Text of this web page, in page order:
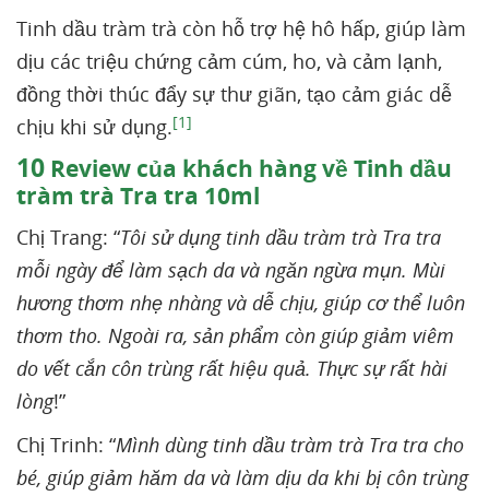
Tinh dầu tràm trà còn hỗ trợ hệ hô hấp, giúp làm
dịu các triệu chứng cảm cúm, ho, và cảm lạnh,
đồng thời thúc đẩy sự thư giãn, tạo cảm giác dễ
chịu khi sử dụng.[1]
10 Review của khách hàng về Tinh dầu
tràm trà Tra tra 10ml
Chị Trang: “Tôi sử dụng tinh dầu tràm trà Tra tra
mỗi ngày để làm sạch da và ngăn ngừa mụn. Mùi
hương thơm nhẹ nhàng và dễ chịu, giúp cơ thể luôn
thơm tho. Ngoài ra, sản phẩm còn giúp giảm viêm
do vết cắn côn trùng rất hiệu quả. Thực sự rất hài
lòng!”
Chị Trinh: “Mình dùng tinh dầu tràm trà Tra tra cho
bé, giúp giảm hăm da và làm dịu da khi bị côn trùng